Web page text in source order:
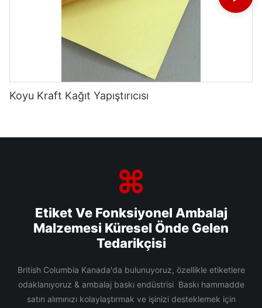
Koyu Kraft Kağıt Yapıştırıcısı
Etiket Ve Fonksiyonel Ambalaj
Malzemesi Küresel Önde Gelen
Tedarikçisi
British Columbia Kanada'da bulunuyoruz, özellikle etiketlere
odaklanıyoruz & ambalaj baskı endüstrisi Baskı hammadde
satın alımınızı kolaylaştırmak ve işinizi desteklemek için